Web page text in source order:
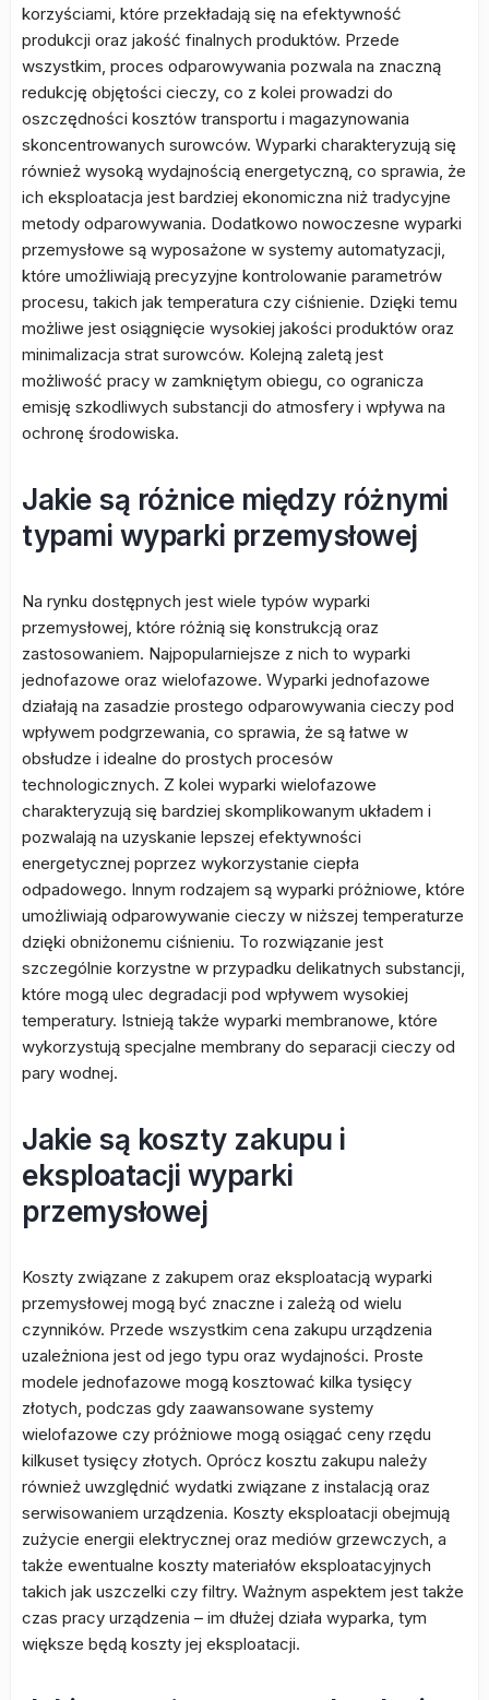
korzyściami, które przekładają się na efektywność
produkcji oraz jakość finalnych produktów. Przede
wszystkim, proces odparowywania pozwala na znaczną
redukcję objętości cieczy, co z kolei prowadzi do
oszczędności kosztów transportu i magazynowania
skoncentrowanych surowców. Wyparki charakteryzują się
również wysoką wydajnością energetyczną, co sprawia, że
ich eksploatacja jest bardziej ekonomiczna niż tradycyjne
metody odparowywania. Dodatkowo nowoczesne wyparki
przemysłowe są wyposażone w systemy automatyzacji,
które umożliwiają precyzyjne kontrolowanie parametrów
procesu, takich jak temperatura czy ciśnienie. Dzięki temu
możliwe jest osiągnięcie wysokiej jakości produktów oraz
minimalizacja strat surowców. Kolejną zaletą jest
możliwość pracy w zamkniętym obiegu, co ogranicza
emisję szkodliwych substancji do atmosfery i wpływa na
ochronę środowiska.
Jakie są różnice między różnymi
typami wyparki przemysłowej
Na rynku dostępnych jest wiele typów wyparki
przemysłowej, które różnią się konstrukcją oraz
zastosowaniem. Najpopularniejsze z nich to wyparki
jednofazowe oraz wielofazowe. Wyparki jednofazowe
działają na zasadzie prostego odparowywania cieczy pod
wpływem podgrzewania, co sprawia, że są łatwe w
obsłudze i idealne do prostych procesów
technologicznych. Z kolei wyparki wielofazowe
charakteryzują się bardziej skomplikowanym układem i
pozwalają na uzyskanie lepszej efektywności
energetycznej poprzez wykorzystanie ciepła
odpadowego. Innym rodzajem są wyparki próżniowe, które
umożliwiają odparowywanie cieczy w niższej temperaturze
dzięki obniżonemu ciśnieniu. To rozwiązanie jest
szczególnie korzystne w przypadku delikatnych substancji,
które mogą ulec degradacji pod wpływem wysokiej
temperatury. Istnieją także wyparki membranowe, które
wykorzystują specjalne membrany do separacji cieczy od
pary wodnej.
Jakie są koszty zakupu i
eksploatacji wyparki
przemysłowej
Koszty związane z zakupem oraz eksploatacją wyparki
przemysłowej mogą być znaczne i zależą od wielu
czynników. Przede wszystkim cena zakupu urządzenia
uzależniona jest od jego typu oraz wydajności. Proste
modele jednofazowe mogą kosztować kilka tysięcy
złotych, podczas gdy zaawansowane systemy
wielofazowe czy próżniowe mogą osiągać ceny rzędu
kilkuset tysięcy złotych. Oprócz kosztu zakupu należy
również uwzględnić wydatki związane z instalacją oraz
serwisowaniem urządzenia. Koszty eksploatacji obejmują
zużycie energii elektrycznej oraz mediów grzewczych, a
także ewentualne koszty materiałów eksploatacyjnych
takich jak uszczelki czy filtry. Ważnym aspektem jest także
czas pracy urządzenia – im dłużej działa wyparka, tym
większe będą koszty jej eksploatacji.